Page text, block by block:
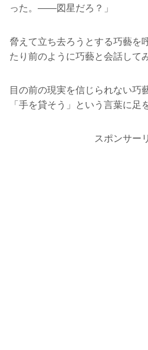
った。――図星だろ？」
脅えて立ち去ろうとする巧藝を
たり前のように巧藝と会話して
目の前の現実を信じられない巧
「手を貸そう」という言葉に足
スポンサー